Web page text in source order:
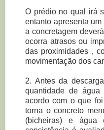
O prédio no qual irá
entanto apresenta
a concretagem
ocorra atrasos ou
das proximidades ,
movimentação dos
2. Antes da
quantidade de
acordo com o que
torna o concreto
(bicheiras) e água